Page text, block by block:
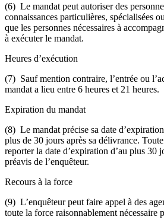
(6) Le mandat peut autoriser des
connaissances particulières, spécialisées
que les personnes nécessaires à
à exécuter le mandat.
Heures d’exécution
(7) Sauf mention contraire, l’entrée ou
mandat a lieu entre 6 heures et 21 heures.
Expiration du mandat
(8) Le mandat précise sa date
plus de 30 jours après sa délivrance.
reporter la date d’expiration d’au plus 30
préavis de l’enquêteur.
Recours à la force
(9) L’enquêteur peut faire appel à des
toute la force raisonnablement nécessaire